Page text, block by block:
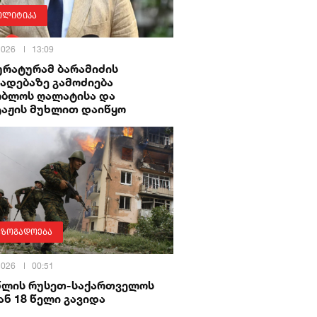
13:09
ბარამიძის
გამოძიება
ღალატისა და
მუხლით დაიწყო
00:51
რუსეთ-საქართველოს
18 წელი გავიდა